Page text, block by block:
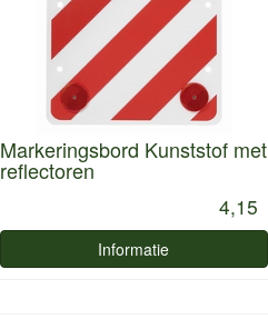
Markeringsbord Kunststof met
reflectoren
4,15
Informatie